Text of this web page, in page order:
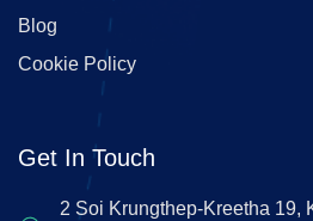
Blog
Cookie Policy
Get In Touch
2 Soi Krungthep-Kreetha 19,